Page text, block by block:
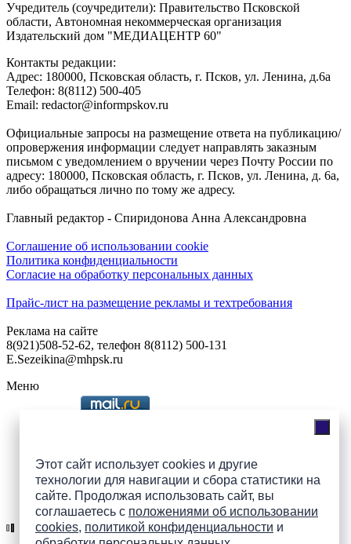
Этот сайт использует cookies и другие
технологии для навигации и сбора статистики на
сайте. Продолжая использовать сайт, вы
соглашаетесь с положениями об использовании
cookies, политикой конфиденциальности и
Учредитель (соучредители): Правительство Псковской
области, Автономная некоммерческая организация
Издательский дом "МЕДИАЦЕНТР 60"
Контакты редакции:
Адреc: 180000, Псковская область, г. Псков, ул. Ленина, д.6а
Телефон: 8(8112) 500-405
Email: redactor@informpskov.ru
Официальные запросы на размещение ответа на публикацию/
опровержения информации следует направлять заказным
письмом с уведомлением о вручении через Почту России по
адресу: 180000, Псковская область, г. Псков, ул. Ленина, д. 6а,
либо обращаться лично по тому же адресу.
Главный редактор - Спиридонова Анна Александровна
Соглашение об использовании cookie
Политика конфиденциальности
Согласие на обработку персональных данных
Прайс-лист на размещение рекламы и техтребования
Реклама на сайте
8(921)508-52-62, телефон 8(8112) 500-131
E.Sezeikina@mhpsk.ru
Меню
Подпишись на группы
ПАИ в соцсетях!